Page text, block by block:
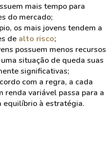
mais tempo para
do mercado;
os mais jovens tendem a
de alto risco;
possuem menos recursos
situação de queda suas
significativas;
com a regra, a cada
renda variável passa para a
equilíbrio à estratégia.